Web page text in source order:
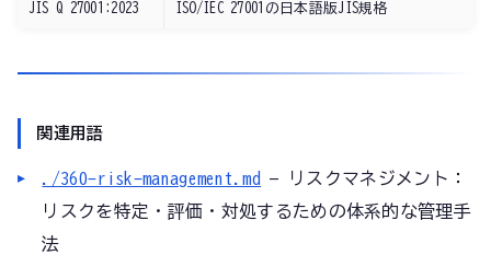
JIS Q 27001:2023 ISO/IEC 27001の日本語版JIS規格
関連用語
./360-risk-management.md
— リスクマネジメント：
リスクを特定・評価・対処するための体系的な管理手
法